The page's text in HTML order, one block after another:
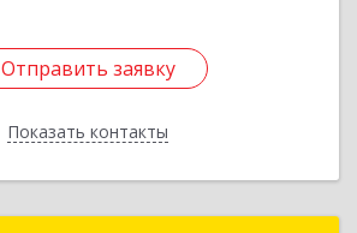
Отправить заявку
Показать контакты
Отправить заявку
Назад